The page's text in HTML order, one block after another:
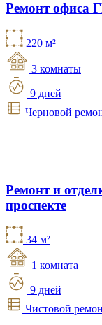
Ремонт офиса
220 м²
3 комнаты
9 дней
Черновой
Ремонт и
проспекте
34 м²
1 комната
9 дней
Чистовой